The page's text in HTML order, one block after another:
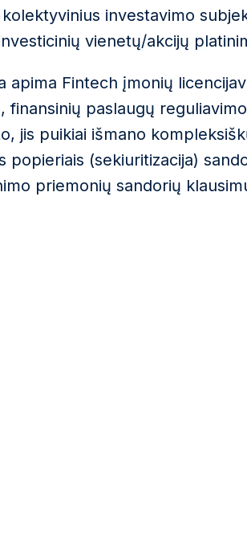
investavimo
vienetų/akcijų
apima Fintech įmonių
finansinių paslaugų
jis puikiai išmano
popieriais (sekiuritizacija)
priemonių sandorių